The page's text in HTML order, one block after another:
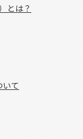
とは？
て